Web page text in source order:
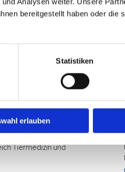
bereitgestellt haben oder die
Statistiken
erlauben
Überblick über unsere
Tiermedizin und